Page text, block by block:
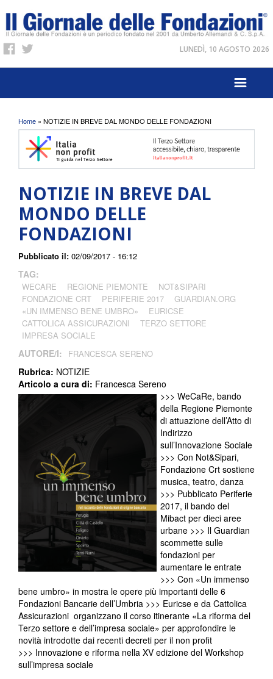
LUNEDÌ, 10 AGOSTO 2026
Tu sei qui
Home » NOTIZIE IN BREVE DAL MONDO DELLE FONDAZIONI
NOTIZIE IN BREVE DAL
MONDO DELLE
FONDAZIONI
Pubblicato il: 02/09/2017 - 16:12
TAG:
WECARE REGIONE PIEMONTE
NOT&SIPARI
FONDAZIONE CRT
PERIFERIE 2017
GUARDIAN.ORG
«UN IMMENSO BENE UMBRO»
EURICSE
CATTOLICA ASSICURAZIONI
TERZO SETTORE
IMPRESA SOCIALE
AUTORE/I: FRANCESCA SERENO
Rubrica: NOTIZIE
Articolo a cura di: Francesca Sereno
>>> WeCaRe, bando
della Regione Piemonte
di attuazione dell’Atto di
Indirizzo
sull’Innovazione Sociale
>>> Con Not&Sipari,
Fondazione Crt sostiene
musica, teatro, danza
>>> Pubblicato Periferie
2017, il bando del
Mibact per dieci aree
urbane >>> Il Guardian
scommette sulle
fondazioni per
aumentare le entrate
>>> Con «Un immenso
bene umbro» in mostra le opere più importanti delle 6
Fondazioni Bancarie dell’Umbria >>> Euricse e da Cattolica
Assicurazioni organizzano il corso itinerante «La riforma del
Terzo settore e dell’impresa sociale» per approfondire le
novità introdotte dai recenti decreti per il non profit
>>> Innovazione e riforma nella XV edizione del Workshop
sull’impresa sociale